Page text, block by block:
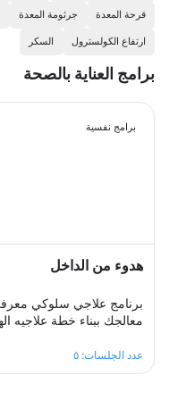
قرحة المعدة جرثومة المعدة
ارتفاع الكولسترول السكر
برامج العناية بالصحة
برامج نفسية
هدوء من الداخل
برنامج علاجي سلوكي
معالجك ببناء خطة علاجيه
اوشك يعتريك ، معالجك
على تخطي ازمة التوتر
عدد الجلسات: ٥